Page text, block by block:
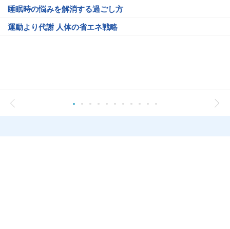
睡眠時の悩みを解消する過ごし方
運動より代謝 人体の省エネ戦略